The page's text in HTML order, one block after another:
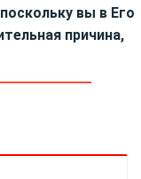
вы в Его
причина,